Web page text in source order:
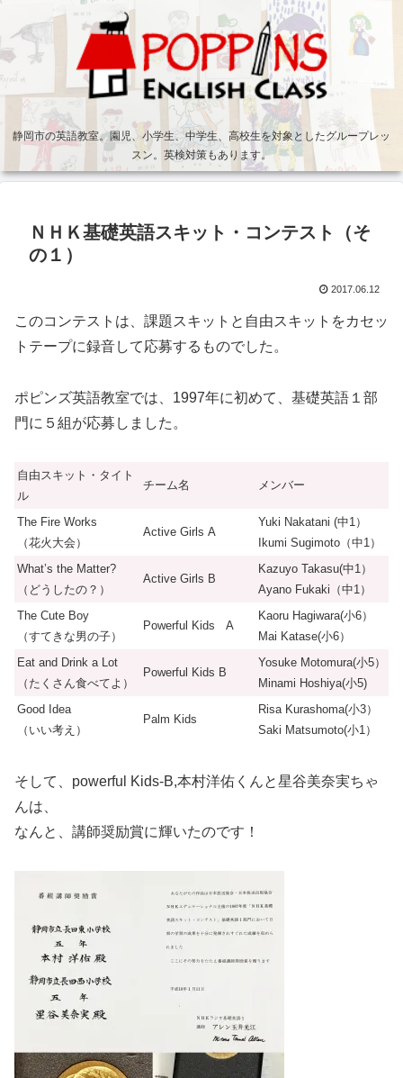
静岡市の英語教室。園児、小学生、中学生、高校生を対象としたグループレッ
スン。英検対策もあります。
ＮＨＫ基礎英語スキット・コンテスト（そ
の１）
2017.06.12
このコンテストは、課題スキットと自由スキットをカセッ
トテープに録音して応募するものでした。
ポピンズ英語教室では、1997年に初めて、基礎英語１部
門に５組が応募しました。
自由スキット・タイト
ル
チーム名 メンバー
The Fire Works
（花火大会）
Active Girls A
Yuki Nakatani (中1）
Ikumi Sugimoto（中1）
What’s the Matter?
（どうしたの？）
Active Girls B
Kazuyo Takasu(中1）
Ayano Fukaki（中1）
The Cute Boy
（すてきな男の子）
Powerful Kids A
Kaoru Hagiwara(小6）
Mai Katase(小6）
Eat and Drink a Lot
（たくさん食べてよ）
Powerful Kids B
Yosuke Motomura(小5）
Minami Hoshiya(小5)
Good Idea
（いい考え）
Palm Kids
Risa Kurashoma(小3）
Saki Matsumoto(小1）
そして、powerful Kids-B,本村洋佑くんと星谷美奈実ちゃ
んは、
なんと、講師奨励賞に輝いたのです！